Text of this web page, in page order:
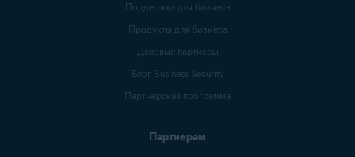
Поддержка для бизнеса
Продукты для бизнеса
Деловые партнеры
Блог Business Security
Партнерская программа
Партнерам